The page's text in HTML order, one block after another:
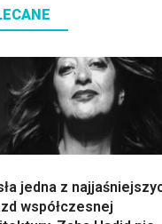
jedna z
współczesnej